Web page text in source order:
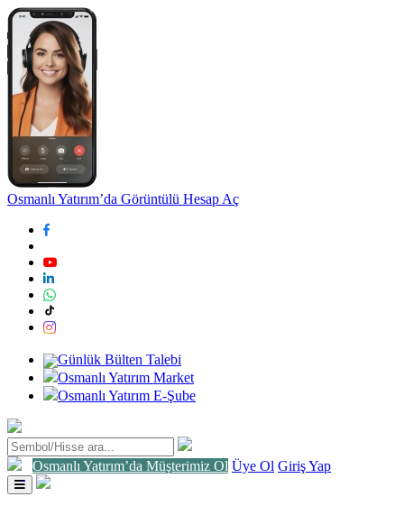
Osmanlı Yatırım’da Görüntülü Hesap Aç
Günlük Bülten Talebi
Osmanlı Yatırım Market
Osmanlı Yatırım E-Şube
Osmanlı Yatırım’da Müşterimiz Ol Üye Ol Giriş Yap
Toggle
navigation